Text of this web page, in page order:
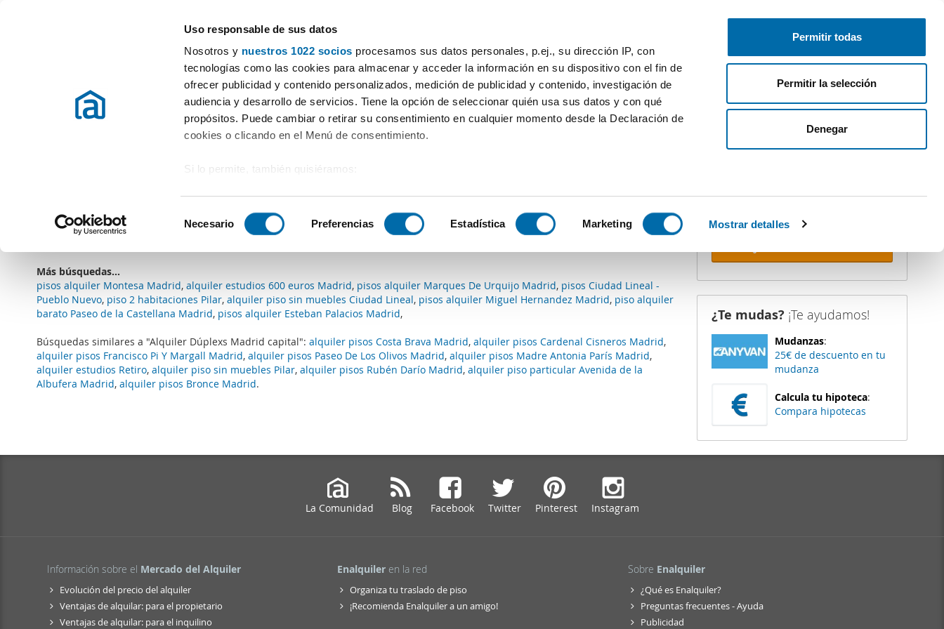
Uso responsable de sus datos
Nosotros y nuestros 1022 socios procesamos sus datos personales, p.ej., su dirección IP, con
tecnologías como las cookies para almacenar y acceder la información en su dispositivo con el fin de
ofrecer publicidad y contenido personalizados, medición de publicidad y contenido, investigación de
audiencia y desarrollo de servicios. Tiene la opción de seleccionar quién usa sus datos y con qué
propósitos. Puede cambiar o retirar su consentimiento en cualquier momento desde la Declaración de
cookies o clicando en el Menú de consentimiento.
Si lo permite, también quisiéramos:
Identificar su dispositivo analizándolo activamente para buscar características específicas (huellas
en la Declaración de cookies.
de redes sociales y analizar el tráfico. Además, compartimos información sobre el uso que haga del
sitio web con nuestros partners de redes sociales, publicidad y análisis web, quienes pueden
combinarla con otra información que les haya proporcionado o que hayan recopilado a partir del uso
e
c
c
i
n
d
e
e
t
o
Necesario Preferencias Estadística Marketing Mostrar detalles
Permitir todas
Permitir la selección
Denegar
Publica gratis Inicia sesión
Habitaciones Más filtros - 1
Alquiler pisos Madrid provincia Alquiler Dúplexs Madrid capital
Búsquedas similares a "Alquiler Dúplexs Madrid capital": alquiler pisos Costa Brava Madrid, alquiler pisos Cardenal Cisneros Madrid,
alquiler pisos Francisco Pi Y Margall Madrid, alquiler pisos Paseo De Los Olivos Madrid, alquiler pisos Madre Antonia París Madrid,
alquiler estudios Retiro, alquiler piso sin muebles Pilar, alquiler pisos Rubén Darío Madrid, alquiler piso particular Avenida de la
Albufera Madrid, alquiler pisos Bronce Madrid.
Alquiler Dúplexs Madrid capital (0 viviendas)
Borrar filtros
Suscríbete a una alerta emailcuando existan viviendas que se ajustan a tus criterios de búsqueda.
Más búsquedas...
pisos alquiler Montesa Madrid, alquiler estudios 600 euros Madrid, pisos alquiler Marques De Urquijo Madrid, pisos Ciudad Lineal -
Pueblo Nuevo, piso 2 habitaciones Pilar, alquiler piso sin muebles Ciudad Lineal, pisos alquiler Miguel Hernandez Madrid, piso alquiler
barato Paseo de la Castellana Madrid, pisos alquiler Esteban Palacios Madrid,
No dejes que te adelanten. Recibe en
¿Te mudas? ¡Te ayudamos!
Mudanzas:
25€ de descuento en tu
mudanza
Calcula tu hipoteca:
Compara hipotecas
La Comunidad Blog Facebook Twitter Pinterest Instagram
Información sobre el Mercado del Alquiler
Evolución del precio del alquiler
Ventajas de alquilar: para el propietario
Ventajas de alquilar: para el inquilino
Enalquiler en la red
Organiza tu traslado de piso
¡Recomienda Enalquiler a un amigo!
Sobre Enalquiler
¿Qué es Enalquiler?
Preguntas frecuentes - Ayuda
Publicidad